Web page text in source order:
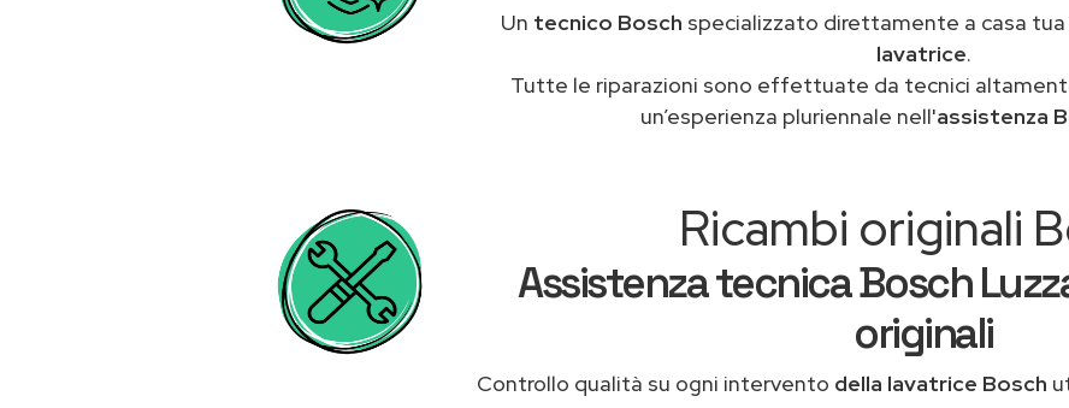
Un tecnico Bosch specializzato direttamente a casa tua
lavatrice.
Tutte le riparazioni sono effettuate da tecnici
un’esperienza pluriennale nell'assistenza
Ricambi originali
Assistenza tecnica Bosch
originali
Controllo qualità su ogni intervento della lavatrice Bosch